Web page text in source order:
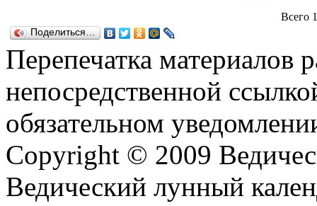
Всего
Поделиться…
Перепечатка материалов
непосредственной
обязательном
Copyright © 2009
Ведический лунный